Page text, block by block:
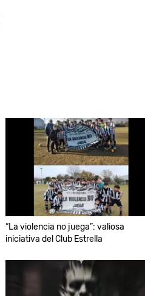
“La violencia no juega”: valiosa
iniciativa del Club Estrella